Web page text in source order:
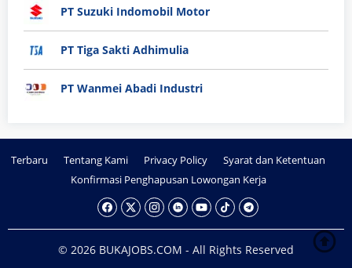
PT Suzuki Indomobil Motor
PT Tiga Sakti Adhimulia
PT Wanmei Abadi Industri
Terbaru Tentang Kami Privacy Policy
Syarat dan Ketentuan
Konfirmasi Penghapusan Lowongan Kerja
© 2026 BUKAJOBS.COM - All Rights Reserved